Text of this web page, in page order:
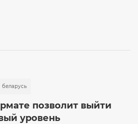
беларусь
позволит выйти
уровень